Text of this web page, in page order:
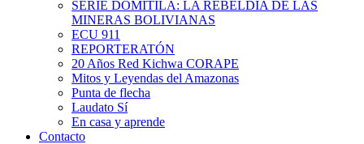
SERIE DOMITILA: LA REBELDÍA DE LAS
MINERAS BOLIVIANAS
ECU 911
REPORTERATÓN
20 Años Red Kichwa CORAPE
Mitos y Leyendas del Amazonas
Punta de flecha
Laudato Sí
En casa y aprende
Contacto